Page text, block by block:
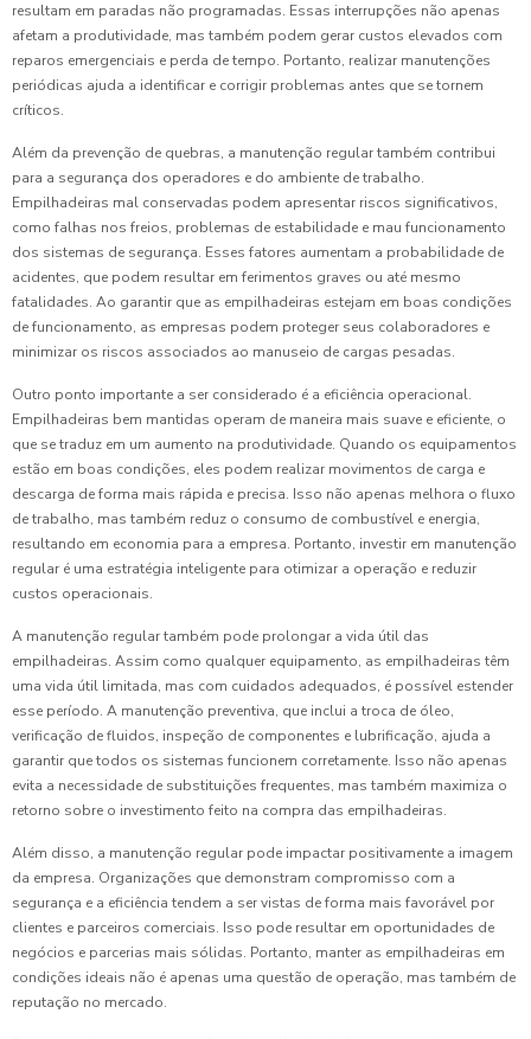
resultam em paradas não programadas. Essas interrupções não apenas
afetam a produtividade, mas também podem gerar custos elevados com
reparos emergenciais e perda de tempo. Portanto, realizar manutenções
periódicas ajuda a identificar e corrigir problemas antes que se tornem
críticos.
Além da prevenção de quebras, a manutenção regular também contribui
para a segurança dos operadores e do ambiente de trabalho.
Empilhadeiras mal conservadas podem apresentar riscos significativos,
como falhas nos freios, problemas de estabilidade e mau funcionamento
dos sistemas de segurança. Esses fatores aumentam a probabilidade de
acidentes, que podem resultar em ferimentos graves ou até mesmo
fatalidades. Ao garantir que as empilhadeiras estejam em boas condições
de funcionamento, as empresas podem proteger seus colaboradores e
minimizar os riscos associados ao manuseio de cargas pesadas.
Outro ponto importante a ser considerado é a eficiência operacional.
Empilhadeiras bem mantidas operam de maneira mais suave e eficiente, o
que se traduz em um aumento na produtividade. Quando os equipamentos
estão em boas condições, eles podem realizar movimentos de carga e
descarga de forma mais rápida e precisa. Isso não apenas melhora o fluxo
de trabalho, mas também reduz o consumo de combustível e energia,
resultando em economia para a empresa. Portanto, investir em manutenção
regular é uma estratégia inteligente para otimizar a operação e reduzir
custos operacionais.
A manutenção regular também pode prolongar a vida útil das
empilhadeiras. Assim como qualquer equipamento, as empilhadeiras têm
uma vida útil limitada, mas com cuidados adequados, é possível estender
esse período. A manutenção preventiva, que inclui a troca de óleo,
verificação de fluidos, inspeção de componentes e lubrificação, ajuda a
garantir que todos os sistemas funcionem corretamente. Isso não apenas
evita a necessidade de substituições frequentes, mas também maximiza o
retorno sobre o investimento feito na compra das empilhadeiras.
Além disso, a manutenção regular pode impactar positivamente a imagem
da empresa. Organizações que demonstram compromisso com a
segurança e a eficiência tendem a ser vistas de forma mais favorável por
clientes e parceiros comerciais. Isso pode resultar em oportunidades de
negócios e parcerias mais sólidas. Portanto, manter as empilhadeiras em
condições ideais não é apenas uma questão de operação, mas também de
reputação no mercado.